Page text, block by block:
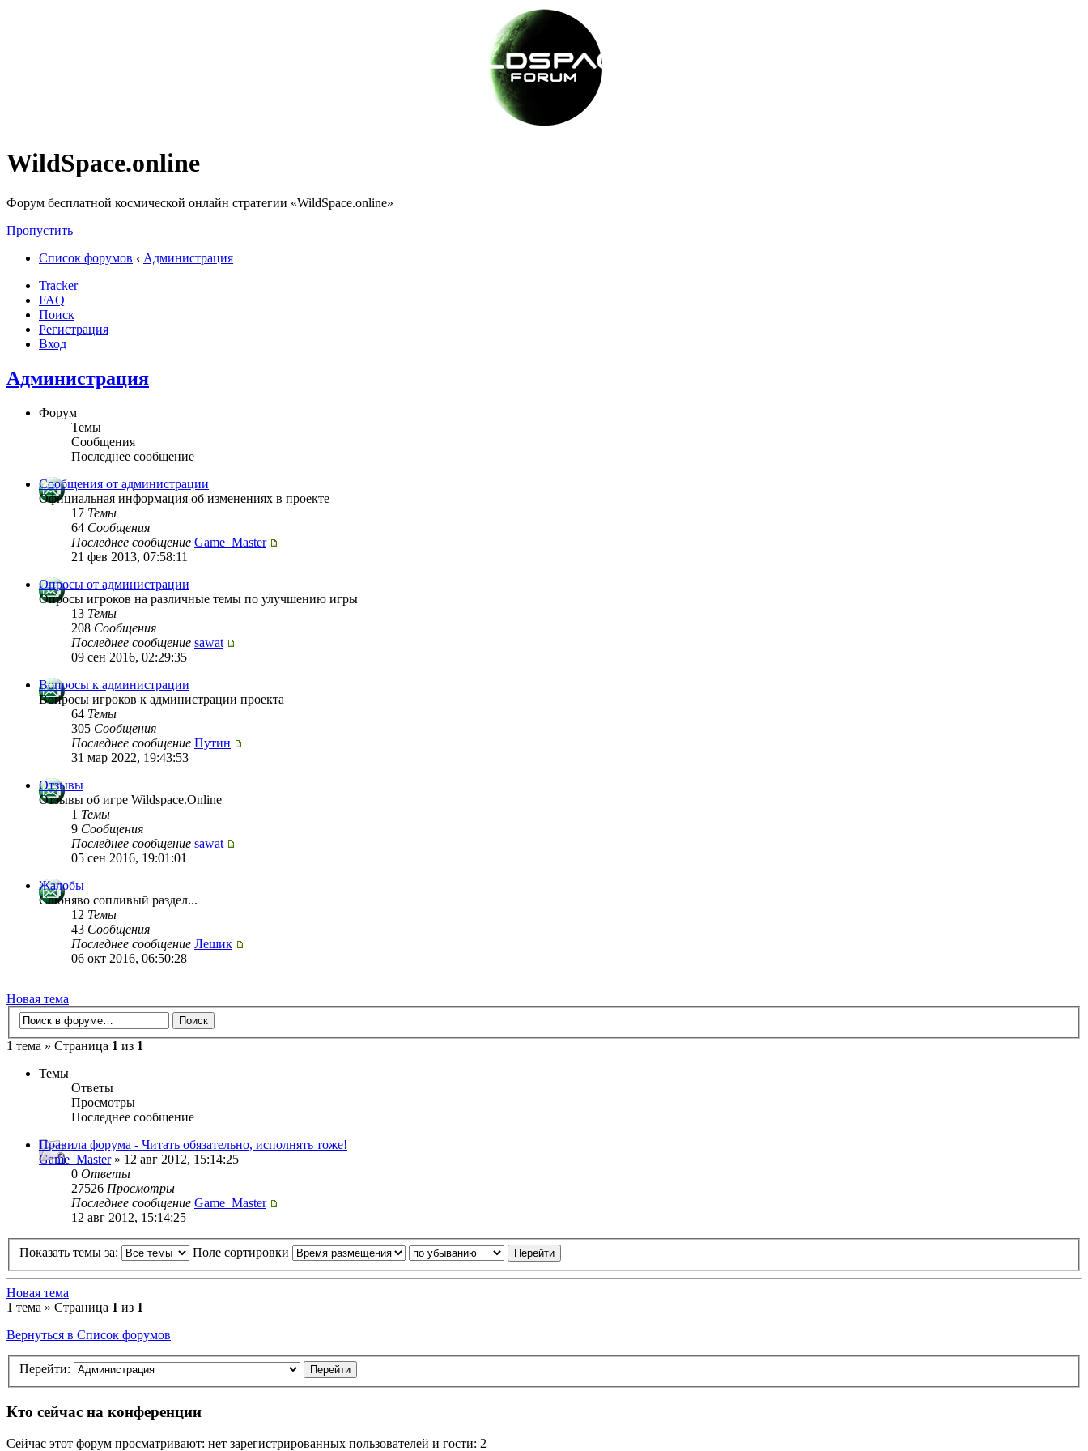
WildSpace.online
Форум бесплатной космической онлайн стратегии «WildSpace.online»
Пропустить
Список форумов ‹ Администрация
Tracker
FAQ
Поиск
Регистрация
Вход
Администрация
Форум
Темы
Сообщения
Последнее сообщение
Сообщения от администрации
Официальная информация об изменениях в проекте
17 Темы
64 Сообщения
Последнее сообщение Game_Master
21 фев 2013, 07:58:11
Опросы от администрации
Опросы игроков на различные темы по улучшению игры
13 Темы
208 Сообщения
Последнее сообщение sawat
09 сен 2016, 02:29:35
Вопросы к администрации
Вопросы игроков к администрации проекта
64 Темы
305 Сообщения
Последнее сообщение Путин
31 мар 2022, 19:43:53
Отзывы
Отзывы об игре Wildspace.Online
1 Темы
9 Сообщения
Последнее сообщение sawat
05 сен 2016, 19:01:01
Жалобы
Слюняво сопливый раздел...
12 Темы
43 Сообщения
Последнее сообщение Лешик
06 окт 2016, 06:50:28
Новая тема
1 тема » Страница 1 из 1
Темы
Ответы
Просмотры
Последнее сообщение
Правила форума - Читать обязательно, исполнять тоже!
Game_Master» 12 авг 2012, 15:14:25
0 Ответы
27526 Просмотры
Последнее сообщение Game_Master
12 авг 2012, 15:14:25
Показать темы за: Поле сортировки
Новая тема
1 тема » Страница 1 из 1
Вернуться в Список форумов
Перейти:
Кто сейчас на конференции
Сейчас этот форум просматривают: нет зарегистрированных пользователей и гости: 2